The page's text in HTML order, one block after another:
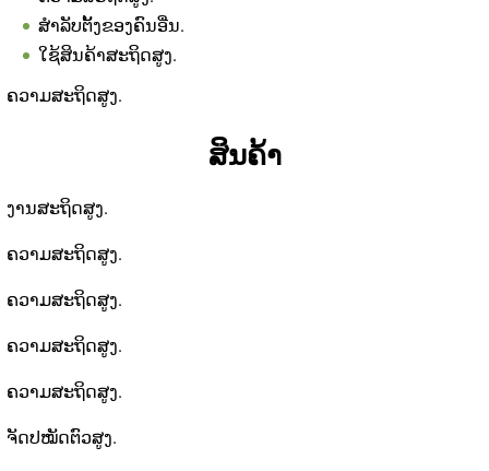
ສໍາລັບຕັ້ງຂອງຄົນອື່ນ.
ໃຊ້ສິນຄ້າສະຖິດສູງ.
ຄວາມສະຖິດສູງ.
ສິນຄ້າ
ງານສະຖິດສູງ.
ຄວາມສະຖິດສູງ.
ຄວາມສະຖິດສູງ.
ຄວາມສະຖິດສູງ.
ຄວາມສະຖິດສູງ.
ຈັດປໝັດຕົວສູງ.